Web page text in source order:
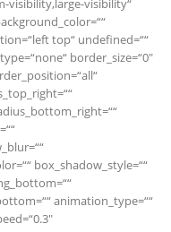
visibility,large-visibility“
top“ undefined=““
border_size=“0″
box_shadow_style=““
animation_type=““